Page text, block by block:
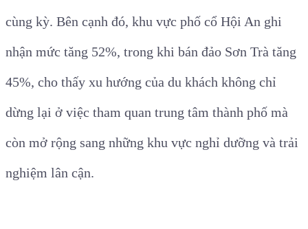
cùng kỳ. Bên cạnh đó, khu vực phố cổ Hội An ghi
nhận mức tăng 52%, trong khi bán đảo Sơn Trà tăng
45%, cho thấy xu hướng của du khách không chỉ
dừng lại ở việc tham quan trung tâm thành phố mà
còn mở rộng sang những khu vực nghỉ dưỡng và trải
nghiệm lân cận.